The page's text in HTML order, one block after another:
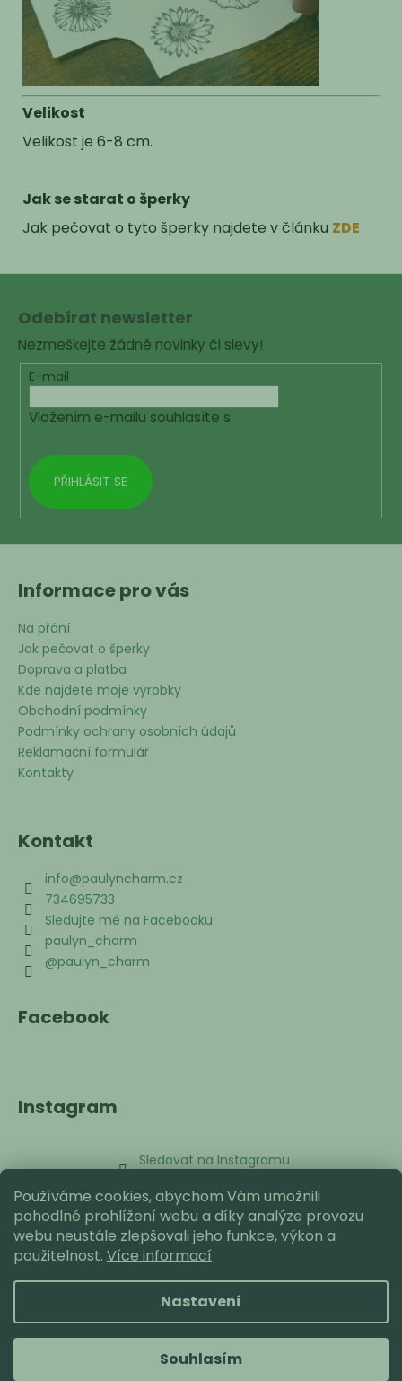
Používáme cookies, abychom Vám umožnili
pohodlné prohlížení webu a díky analýze provozu
webu neustále zlepšovali jeho funkce, výkon a
použitelnost. Více informací
Nastavení
Souhlasím
Velikost
Velikost je 6-8 cm.
Jak se starat o šperky
Jak pečovat o tyto šperky najdete v článku ZDE
Z
Odebírat newsletter
Nezmeškejte žádné novinky či slevy!
E-mail
Vložením e-mailu souhlasíte s
PŘIHLÁSIT SE
Informace pro vás
Na přání
Jak pečovat o šperky
Doprava a platba
Kde najdete moje výrobky
Obchodní podmínky
Podmínky ochrany osobních údajů
Reklamační formulář
Kontakty
Kontakt
info@paulyncharm.cz
734695733
Sledujte mě na Facebooku
paulyn_charm
@paulyn_charm
Facebook
Instagram
Sledovat na Instagramu
Přijímáme online platby
Copyright 2026Paulyn Charm. Všechna práva
vyhrazena.